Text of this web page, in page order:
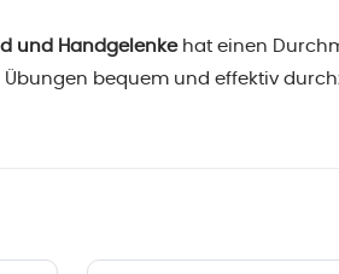
und Handgelenkehat einen
bequem und effektiv